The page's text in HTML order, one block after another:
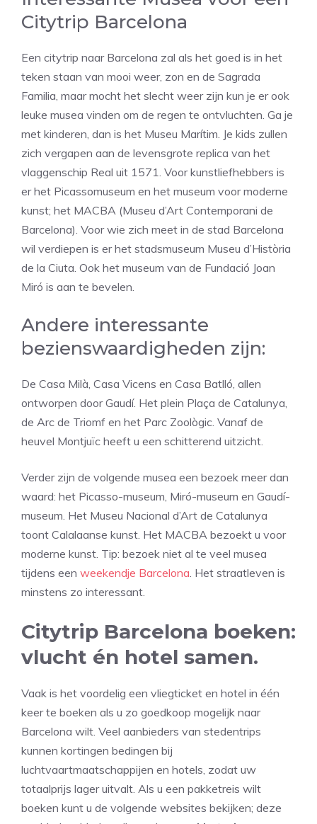
Citytrip Barcelona
Een citytrip naar Barcelona zal als het goed is in het
teken staan van mooi weer, zon en de Sagrada
Familia, maar mocht het slecht weer zijn kun je er ook
leuke musea vinden om de regen te ontvluchten. Ga je
met kinderen, dan is het Museu Marítim. Je kids zullen
zich vergapen aan de levensgrote replica van het
vlaggenschip Real uit 1571. Voor kunstliefhebbers is
er het Picassomuseum en het museum voor moderne
kunst; het MACBA (Museu d’Art Contemporani de
Barcelona). Voor wie zich meet in de stad Barcelona
wil verdiepen is er het stadsmuseum Museu d’Història
de la Ciuta. Ook het museum van de Fundació Joan
Miró is aan te bevelen.
Andere interessante
bezienswaardigheden zijn:
De Casa Milà, Casa Vicens en Casa Batlló, allen
ontworpen door Gaudí. Het plein Plaça de Catalunya,
de Arc de Triomf en het Parc Zoològic. Vanaf de
heuvel Montjuïc heeft u een schitterend uitzicht.
Verder zijn de volgende musea een bezoek meer dan
waard: het Picasso-museum, Miró-museum en Gaudí-
museum. Het Museu Nacional d’Art de Catalunya
toont Calalaanse kunst. Het MACBA bezoekt u voor
moderne kunst. Tip: bezoek niet al te veel musea
tijdens een weekendje Barcelona . Het straatleven is
minstens zo interessant.
Citytrip Barcelona boeken:
vlucht én hotel samen.
Vaak is het voordelig een vliegticket en hotel in één
keer te boeken als u zo goedkoop mogelijk naar
Barcelona wilt. Veel aanbieders van stedentrips
kunnen kortingen bedingen bij
luchtvaartmaatschappijen en hotels, zodat uw
totaalprijs lager uitvalt. Als u een pakketreis wilt
boeken kunt u de volgende websites bekijken; deze